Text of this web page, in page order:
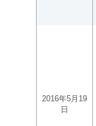
2016年5月19
日